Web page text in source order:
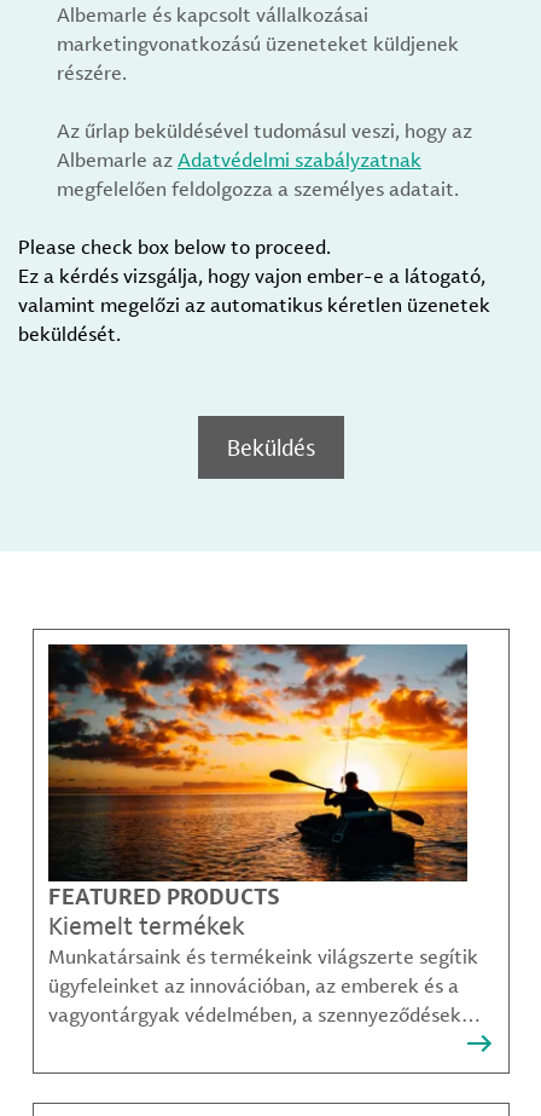
Albemarle és kapcsolt vállalkozásai
marketingvonatkozású üzeneteket küldjenek
részére.
Az űrlap beküldésével tudomásul veszi, hogy az
Albemarle azAdatvédelmi szabályzatnak
megfelelően feldolgozza a személyes adatait.
Please check box below to proceed.
Ez a kérdés vizsgálja, hogy vajon ember-e a látogató,
valamint megelőzi az automatikus kéretlen üzenetek
beküldését.
Beküldés
FEATURED PRODUCTS
Kiemelt termékek
Munkatársaink és termékeink világszerte segítik
ügyfeleinket az innovációban, az emberek és a
vagyontárgyak védelmében, a szennyeződések
kommunikáció és a növekedés fenntarthatóbb
módjainak megteremtésében.